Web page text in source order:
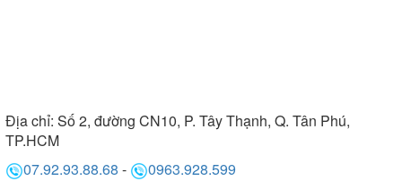
Địa chỉ: Số 2, đường CN10, P. Tây Thạnh, Q. Tân Phú,
TP.HCM
07.92.93.88.68 -
0963.928.599